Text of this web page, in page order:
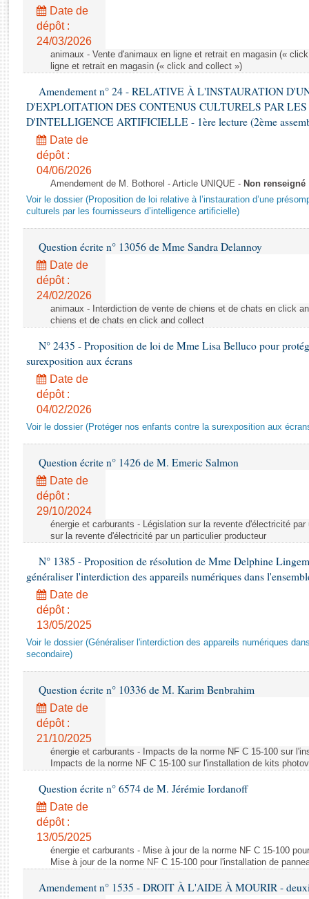
Rapports législatifs
Rapports sur l'application des lois
Baromètre de l’application des lois
Dossiers législatifs
Budget et sécurité sociale
Questions écrites et orales
Comptes rendus des débats
Date de
dépôt :
24/03/2026
animaux - Vente d'animaux en ligne et retrait en magasin («
ligne et retrait en magasin (« click and collect »)
Amendement n° 24 - RELATIVE À L'INSTAURATION
D'EXPLOITATION DES CONTENUS CULTURELS PAR LES
D'INTELLIGENCE ARTIFICIELLE - 1ère lecture (2ème
Date de
dépôt :
04/06/2026
Amendement de M. Bothorel - Article UNIQUE - Non renseigné
Voir le dossier (Proposition de loi relative à l’instauration d’une
culturels par les fournisseurs d’intelligence artificielle)
Question écrite n° 13056 de Mme Sandra Delannoy
Date de
dépôt :
24/02/2026
animaux - Interdiction de vente de chiens et de chats en click
chiens et de chats en click and collect
N° 2435 - Proposition de loi de Mme Lisa Belluco pour
surexposition aux écrans
Date de
dépôt :
04/02/2026
Voir le dossier (Protéger nos enfants contre la surexposition aux
Question écrite n° 1426 de M. Emeric Salmon
Date de
dépôt :
29/10/2024
énergie et carburants - Législation sur la revente d'électricité
sur la revente d'électricité par un particulier producteur
N° 1385 - Proposition de résolution de Mme Delphine
généraliser l'interdiction des appareils numériques dans
Date de
dépôt :
13/05/2025
Voir le dossier (Généraliser l'interdiction des appareils numériques
secondaire)
Question écrite n° 10336 de M. Karim Benbrahim
Date de
dépôt :
21/10/2025
énergie et carburants - Impacts de la norme NF C 15-100 sur
Impacts de la norme NF C 15-100 sur l'installation de kits
Question écrite n° 6574 de M. Jérémie Iordanoff
Date de
dépôt :
13/05/2025
énergie et carburants - Mise à jour de la norme NF C 15-100
Mise à jour de la norme NF C 15-100 pour l'installation de
Amendement n° 1535 - DROIT À L'AIDE À MOURIR -